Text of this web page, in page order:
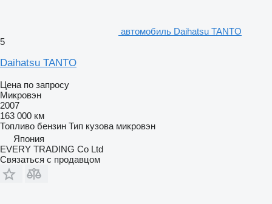
автомобиль Daihatsu TANTO
5
Daihatsu TANTO
Цена по запросу
Микровэн
2007
163 000 км
Топливо бензин Тип кузова микровэн
Япония
EVERY TRADING Co Ltd
Связаться с продавцом